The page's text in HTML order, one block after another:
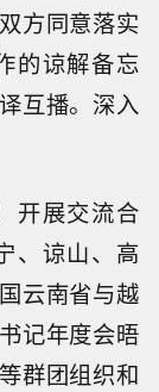
方同意落实
的谅解备忘
互播。深入
开展交流合
、谅山、高
云南省与越
记年度会晤
群团组织和